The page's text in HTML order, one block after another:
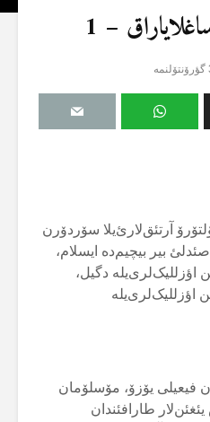
– 1
آرتئق‌لارئ‌یلا سۆردۆرن
بیر بیچیم‌دە ایسلام،
اؤزللیک‌لری‌یلە دگیل،
اؤزللیک‌لری‌یلە
فیعیلی یۆزۆ، مۆسلۆمان
طارافئندان